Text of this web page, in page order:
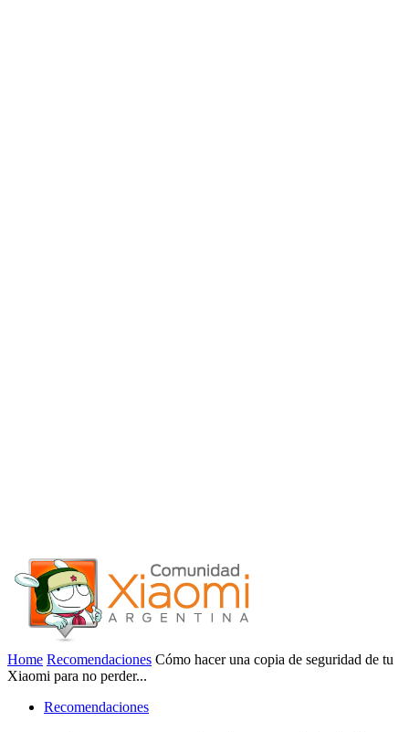
Home Recomendaciones Cómo hacer una copia de seguridad de tu
Xiaomi para no perder...
Recomendaciones